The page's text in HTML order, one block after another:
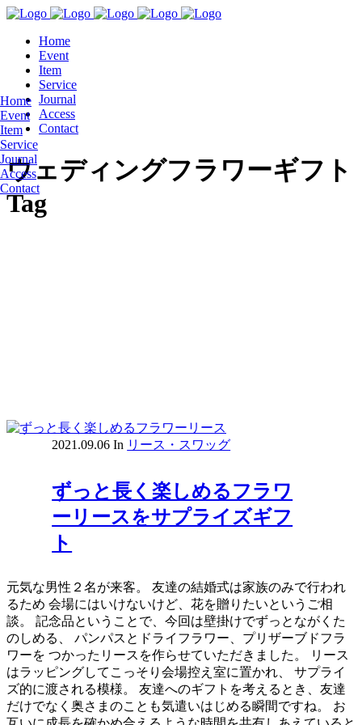
Home
Event
Item
Service
Journal
Access
Contact
Home
Event
Item
Service
Journal
Access
Contact
ウェディングフラワーギフト
Tag
2021.09.06 In リース・スワッグ
ずっと長く楽しめるフラワ
ーリースをサプライズギフ
ト
元気な男性２名が来客。 友達の結婚式は家族のみで行われ
るため 会場にはいけないけど、花を贈りたいというご相
談。 記念品ということで、今回は壁掛けでずっとながくた
のしめる、 パンパスとドライフラワー、プリザーブドフラ
ワーを つかったリースを作らせていただきました。 リース
はラッピングしてこっそり会場控え室に置かれ、 サプライ
ズ的に渡される模様。 友達へのギフトを考えるとき、友達
だけでなく奥さまのことも気遣いはじめる瞬間ですね。 お